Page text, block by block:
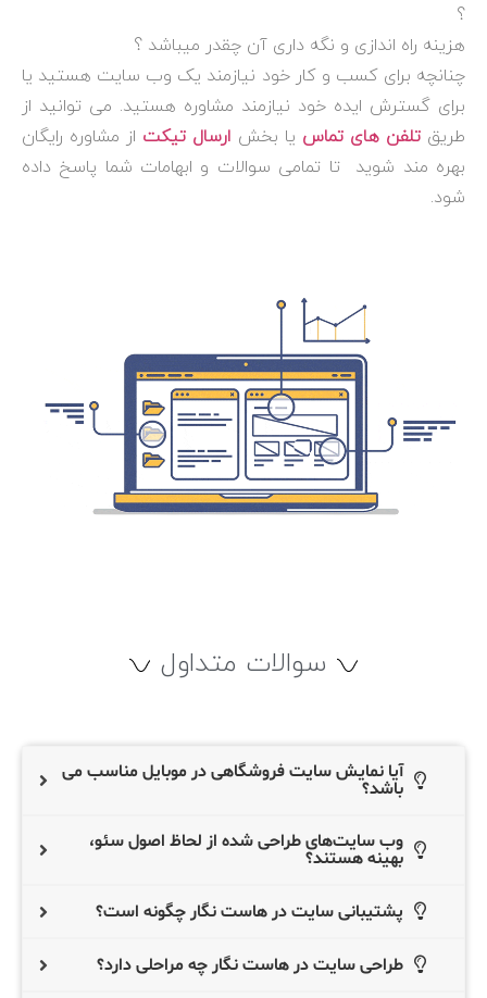
؟
هزینه راه اندازی و نگه داری آن چقدر میباشد ؟
چنانچه برای کسب و کار خود نیازمند یک وب سایت هستید یا
برای گسترش ایده خود نیازمند مشاوره هستید. می توانید از
طریقتلفن های تماس یا بخش ارسال تیکت از مشاوره رایگان
بهره مند شوید تا تمامی سوالات و ابهامات شما پاسخ داده
شود.
سوالات متداول
آیا نمایش سایت فروشگاهی در موبایل مناسب می
باشد؟
وب سایت‌های طراحی شده از لحاظ اصول سئو،
بهینه هستند؟
پشتیبانی سایت در هاست نگار چگونه است؟
طراحی سایت در هاست نگار چه مراحلی دارد؟